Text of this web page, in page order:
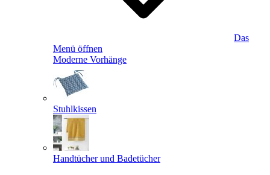
Das
Menü öffnen
Moderne Vorhänge
Stuhlkissen
Handtücher und Badetücher